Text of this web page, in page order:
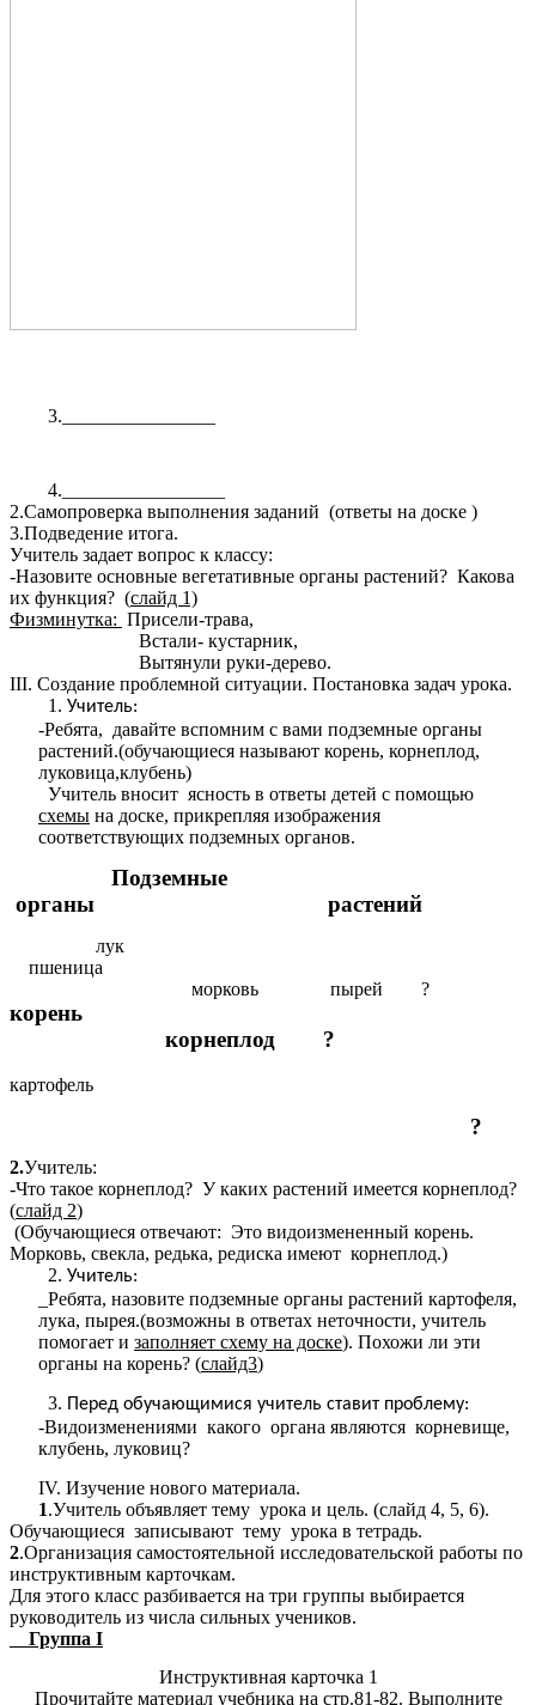
3.________________
4._________________
2.Самопроверка выполнения заданий (ответы на доске )
3.Подведение итога.
Учитель задает вопрос к классу:
-Назовите основные вегетативные органы растений? Какова
их функция? (слайд 1)
Физминутка: Присели-трава,
Встали- кустарник,
Вытянули руки-дерево.
III. Создание проблемной ситуации. Постановка задач урока.
Учитель:
-Ребята, давайте вспомним с вами подземные органы
растений.(обучающиеся называют корень, корнеплод,
луковица,клубень)
Учитель вносит ясность в ответы детей с помощью
схемы на доске, прикрепляя изображения
соответствующих подземных органов.
Подземные
органы растений
лук
пшеница
морковь пырей ?
корень
корнеплод ?
картофель
?
2.Учитель:
-Что такое корнеплод? У каких растений имеется корнеплод?
(слайд 2)
(Обучающиеся отвечают: Это видоизмененный корень.
Морковь, свекла, редька, редиска имеют корнеплод.)
Учитель:
_Ребята, назовите подземные органы растений картофеля,
лука, пырея.(возможны в ответах неточности, учитель
помогает и заполняет схему на доске). Похожи ли эти
органы на корень? (слайд3)
Перед обучающимися учитель ставит проблему:
-Видоизменениями какого органа являются корневище,
клубень, луковиц?
IV. Изучение нового материала.
1.Учитель объявляет тему урока и цель. (слайд 4, 5, 6).
Обучающиеся записывают тему урока в тетрадь.
2.Организация самостоятельной исследовательской работы по
инструктивным карточкам.
Для этого класс разбивается на три группы выбирается
руководитель из числа сильных учеников.
Группа I
Инструктивная карточка 1
Прочитайте материал учебника на стр.81-82. Выполните